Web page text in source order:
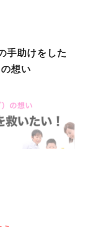
手助けをした
想い